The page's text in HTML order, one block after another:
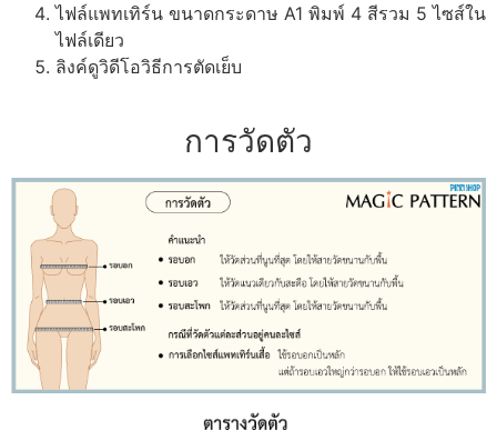
ไฟล์แพทเทิร์น ขนาดกระดาษ A1 พิมพ์ 4 สีรวม 5 ไซส์ใน
ไฟล์เดียว
ลิงค์ดูวิดีโอวิธีการตัดเย็บ
การวัดตัว